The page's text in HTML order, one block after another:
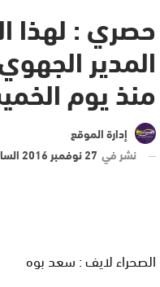
حصري : لهذا
المدير
منذ يوم
إدارة الموقع
نشر في 27 نوفمبر 2016 الساعة 1 و 09 دقيقة
الصحراء لايف : سعد بوه